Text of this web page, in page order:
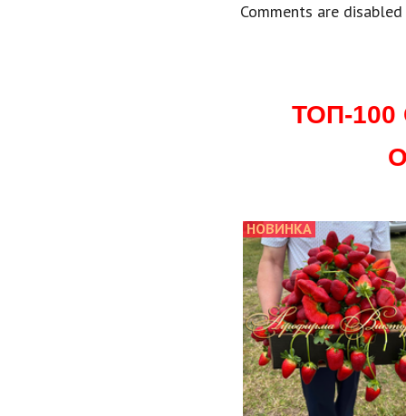
Comments are disabled
ТОП-
НОВИНКА